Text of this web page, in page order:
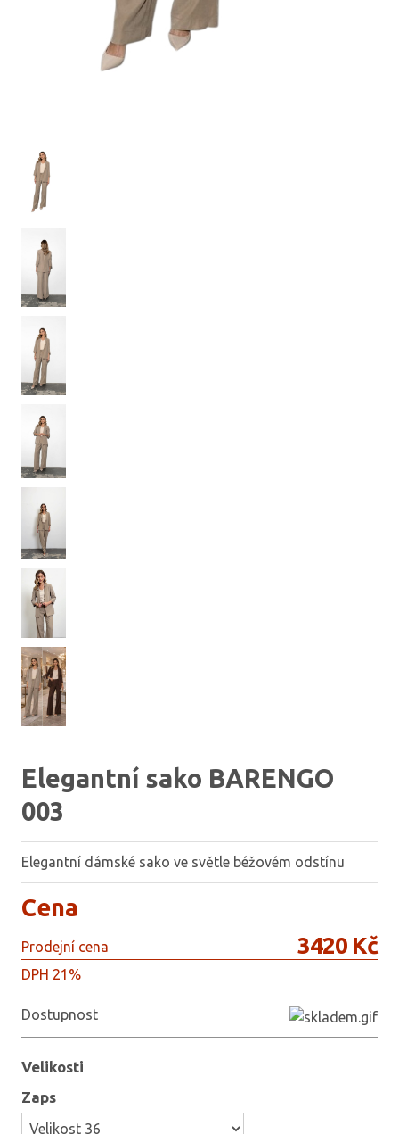
Elegantní sako BARENGO
003
Elegantní dámské sako ve světle béžovém odstínu
Cena
Prodejní cena 3420 Kč
DPH 21%
Dostupnost
Velikosti
Zaps